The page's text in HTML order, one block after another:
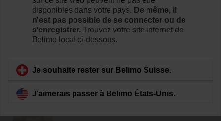
Retour a la catégorie de produits
disponibles dans votre pays. De même, il
n'est pas possible de se connecter ou de
s'enregistrer. Trouvez votre site internet de
Belimo local ci-dessous.
Je souhaite rester sur Belimo Suisse.
J'aimerais passer à Belimo États-Unis.